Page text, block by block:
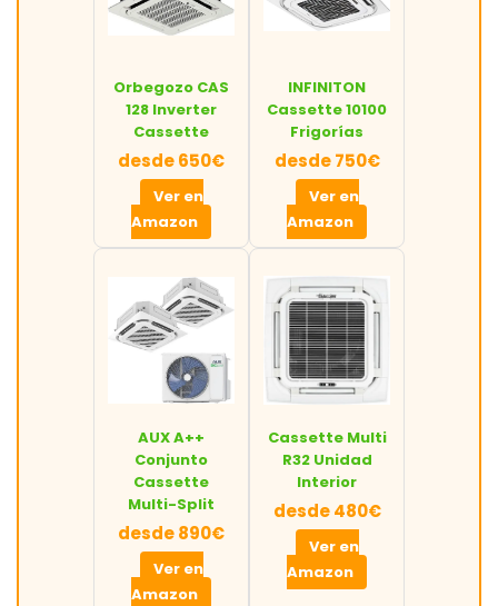
Orbegozo CAS
128 Inverter
Cassette
desde 650€
Ver en
Amazon
INFINITON
Cassette 10100
Frigorías
desde 750€
Ver en
Amazon
AUX A++
Conjunto
Cassette
Multi-Split
desde 890€
Ver en
Amazon
Cassette Multi
R32 Unidad
Interior
desde 480€
Ver en
Amazon